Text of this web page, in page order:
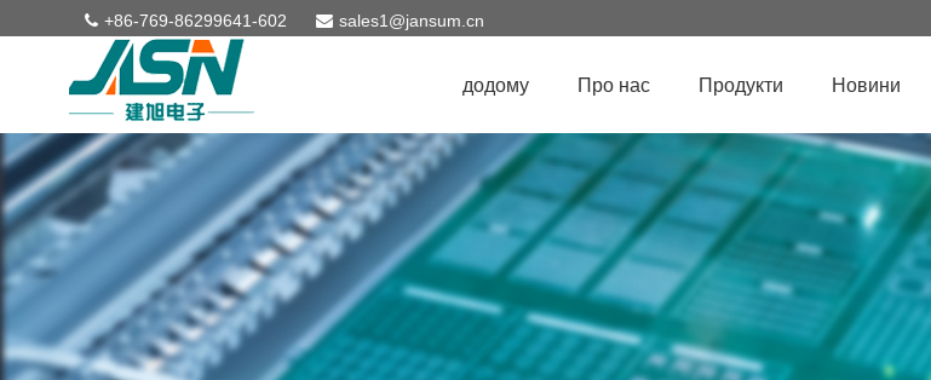
+86-769-86299641-602 sales1@jansum.cn
додому Про нас Продукти Новини